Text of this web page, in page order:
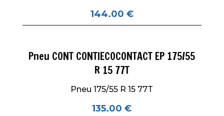
144.00 €
Pneu CONT CONTIECOCONTACT EP 175/55
R 15 77T
Pneu 175/55 R 15 77T
135.00€